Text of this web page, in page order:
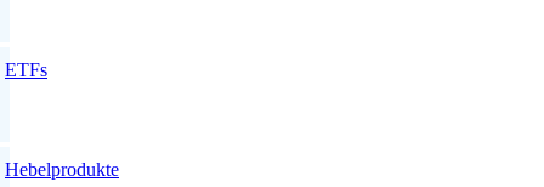
ETFs
Hebelprodukte